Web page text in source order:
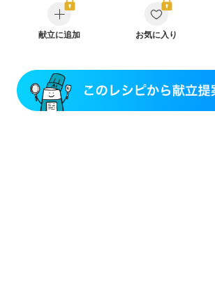
乳がん治療を終えた方・経過観察中の方など
味の感じ方が変わった
食欲がない
妊婦健診・体重増加が気になる（初期）
骨粗しょう症
貧血対策
ニキビ・肌荒れ 妊活中 更年期
献立に追加 お気に入り